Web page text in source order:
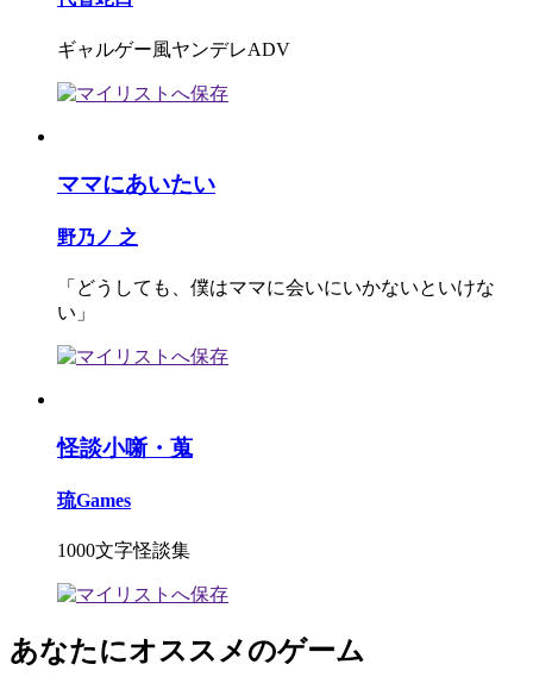
ギャルゲー風ヤンデレADV
ママにあいたい
野乃ノ 之
「どうしても、僕はママに会いにいかないといけな
い」
怪談小噺・蒐
琉Games
1000文字怪談集
あなたにオススメのゲーム